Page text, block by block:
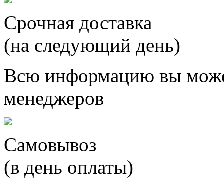
Срочная доставка
(на следующий день)
Всю информацию вы
менеджеров
Самовывоз
(в день оплаты)